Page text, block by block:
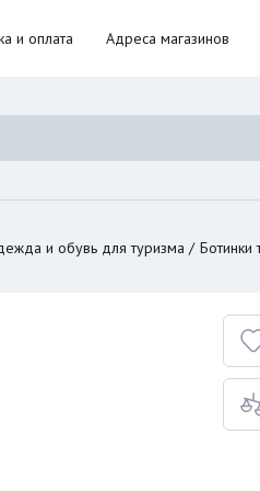
и оплата Адреса магазинов
и обувь для туризма Ботинки